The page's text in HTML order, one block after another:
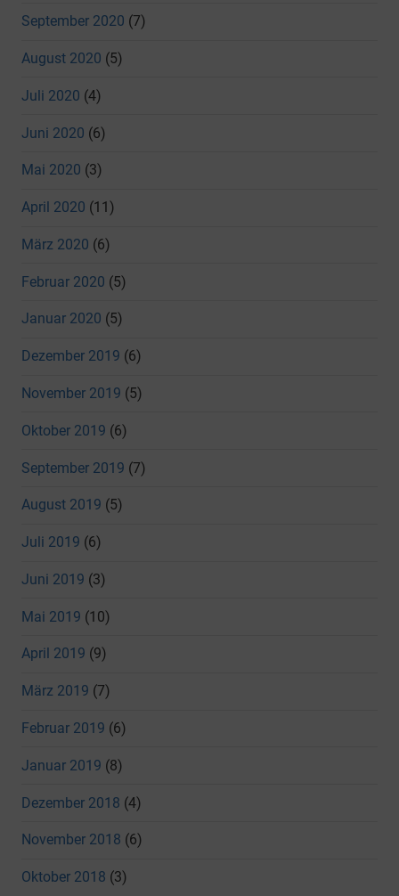
September 2020 (7)
August 2020 (5)
Juli 2020 (4)
Juni 2020 (6)
Mai 2020 (3)
April 2020 (11)
März 2020 (6)
Februar 2020 (5)
Januar 2020 (5)
Dezember 2019 (6)
November 2019 (5)
Oktober 2019 (6)
September 2019 (7)
August 2019 (5)
Juli 2019 (6)
Juni 2019 (3)
Mai 2019 (10)
April 2019 (9)
März 2019 (7)
Februar 2019 (6)
Januar 2019 (8)
Dezember 2018 (4)
November 2018 (6)
Oktober 2018 (3)